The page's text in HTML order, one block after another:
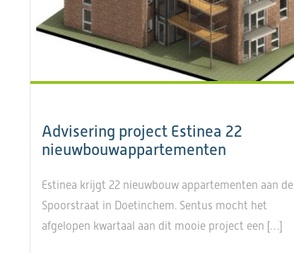
Advisering project Estinea 22
nieuwbouwappartementen
Estinea krijgt 22 nieuwbouw appartementen aan de
Spoorstraat in Doetinchem. Sentus mocht het
afgelopen kwartaal aan dit mooie project een […]